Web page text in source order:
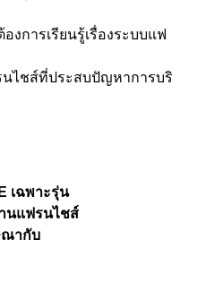
งการเรียนรู้เรื่องระบบแฟ
ไชส์ที่ประสบปัญหาการบริ
เฉพาะรุ่น
นแฟรนไชส์
ณากับ